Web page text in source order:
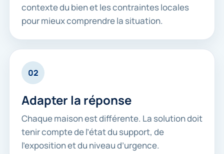
contexte du bien et les contraintes locales
pour mieux comprendre la situation.
02
Adapter la réponse
Chaque maison est différente. La solution doit
tenir compte de l’état du support, de
l’exposition et du niveau d’urgence.